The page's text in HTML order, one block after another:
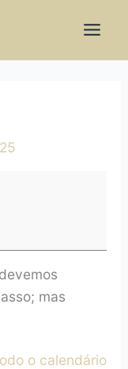
mas
o calendário